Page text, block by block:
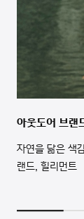
아웃도어 브랜
자연을 닮은 색
랜드, 힐리먼트